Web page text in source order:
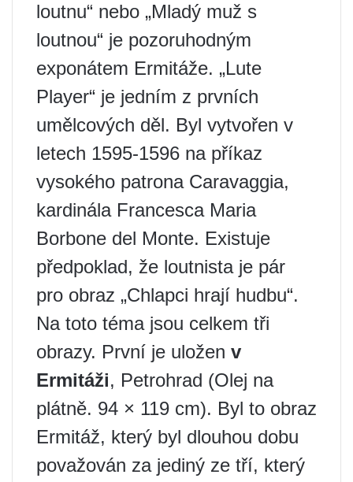
loutnu“ nebo „Mladý muž s
loutnou“ je pozoruhodným
exponátem Ermitáže. „Lute
Player“ je jedním z prvních
umělcových děl. Byl vytvořen v
letech 1595-1596 na příkaz
vysokého patrona Caravaggia,
kardinála Francesca Maria
Borbone del Monte. Existuje
předpoklad, že loutnista je pár
pro obraz „Chlapci hrají hudbu“.
Na toto téma jsou celkem tři
obrazy. První je uložen v
Ermitáži, Petrohrad (Olej na
plátně. 94 × 119 cm). Byl to obraz
Ermitáž, který byl dlouhou dobu
považován za jediný ze tří, který